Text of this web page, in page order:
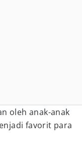
oleh anak-anak
favorit para